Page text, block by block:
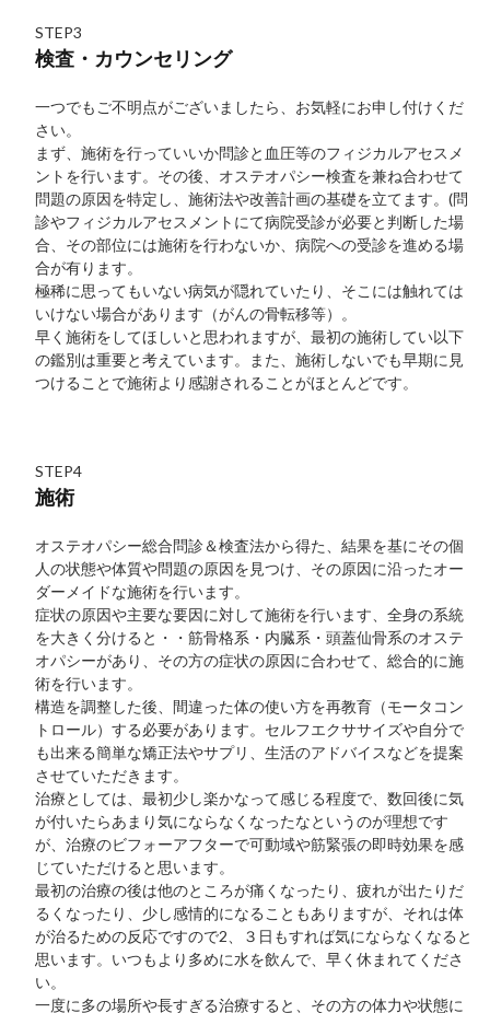
STEP3
検査・カウンセリング
一つでもご不明点がございましたら、お気軽にお申し付けくだ
さい。
まず、施術を行っていいか問診と血圧等のフィジカルアセスメ
ントを行います。その後、オステオパシー検査を兼ね合わせて
問題の原因を特定し、施術法や改善計画の基礎を立てます。(問
診やフィジカルアセスメントにて病院受診が必要と判断した場
合、その部位には施術を行わないか、病院への受診を進める場
合が有ります。
極稀に思ってもいない病気が隠れていたり、そこには触れては
いけない場合があります（がんの骨転移等）。
早く施術をしてほしいと思われますが、最初の施術してい以下
の鑑別は重要と考えています。また、施術しないでも早期に見
つけることで施術より感謝されることがほとんどです。
STEP4
施術
オステオパシー総合問診＆検査法から得た、結果を基にその個
人の状態や体質や問題の原因を見つけ、その原因に沿ったオー
ダーメイドな施術を行います。
症状の原因や主要な要因に対して施術を行います、全身の系統
を大きく分けると・・筋骨格系・内臓系・頭蓋仙骨系のオステ
オパシーがあり、その方の症状の原因に合わせて、総合的に施
術を行います。
構造を調整した後、間違った体の使い方を再教育（モータコン
トロール）する必要があります。セルフエクササイズや自分で
も出来る簡単な矯正法やサプリ、生活のアドバイスなどを提案
させていただきます。
治療としては、最初少し楽かなって感じる程度で、数回後に気
が付いたらあまり気にならなくなったなというのが理想です
が、治療のビフォーアフターで可動域や筋緊張の即時効果を感
じていただけると思います。
最初の治療の後は他のところが痛くなったり、疲れが出たりだ
るくなったり、少し感情的になることもありますが、それは体
が治るための反応ですので2、３日もすれば気にならなくなると
思います。いつもより多めに水を飲んで、早く休まれてくださ
い。
一度に多の場所や長すぎる治療すると、その方の体力や状態に